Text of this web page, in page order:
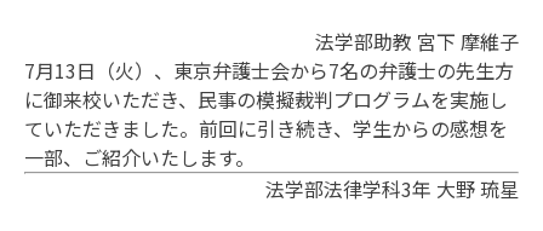
法学部助教 宮下 摩維子
7月13日（火）、東京弁護士会から7名の弁護士の先生方
に御来校いただき、民事の模擬裁判プログラムを実施し
ていただきました。前回に引き続き、学生からの感想を
一部、ご紹介いたします。
法学部法律学科3年 大野 琉星